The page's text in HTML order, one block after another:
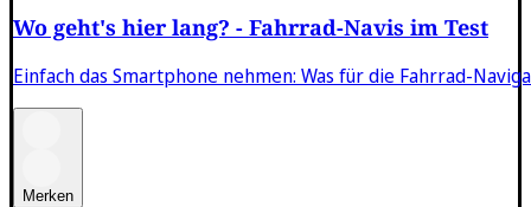
Wo geht's hier lang? - Fahrrad-Navis im Test
Einfach das Smartphone nehmen: Was für die Fahrrad-
Merken